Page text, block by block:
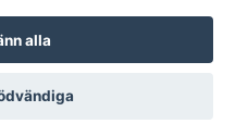
alla